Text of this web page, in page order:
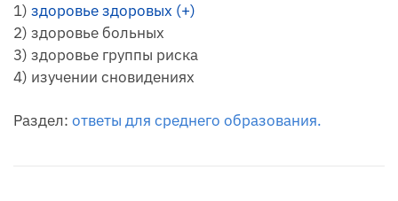
1) здоровье здоровых (+)
2) здоровье больных
3) здоровье группы риска
4) изучении сновидениях
Раздел: ответы для среднего образования.